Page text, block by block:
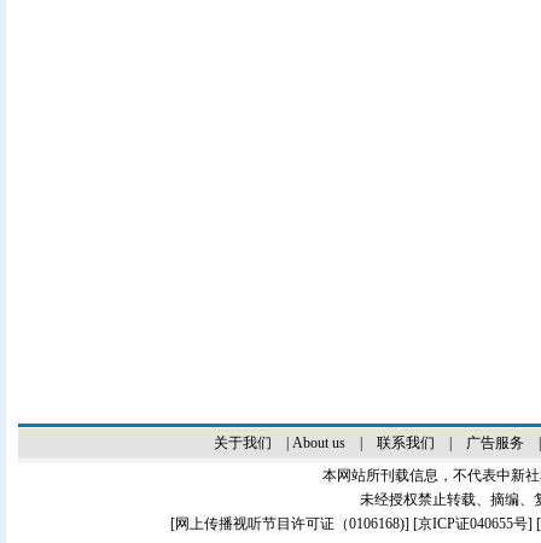
关于我们 About us| 联系我们 广告服务
本网站所刊载信息，不代表中新
未经授权禁止转载、摘编、
[网上传播视听节目许可证（0106168)] [京ICP证040655号]